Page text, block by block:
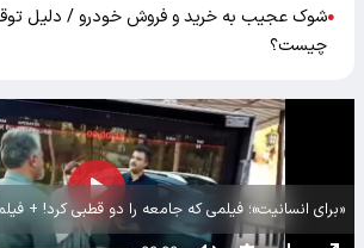
●شوک عجیب به خرید و فروش خودرو / دلیل
چیست؟
«برای انسانیت»؛ فیلمی که جامعه را دو قطبی کرد! +